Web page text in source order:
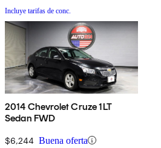
Incluye tarifas de conc.
2014 Chevrolet Cruze 1LT
Sedan FWD
$6,244 Buena oferta